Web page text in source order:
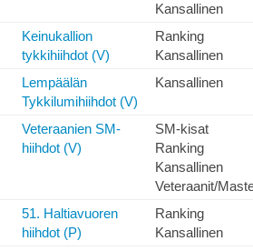
Kansallinen
Keinukallion
tykkihiihdot (V)
Ranking
Kansallinen
Lempäälän
Tykkilumihiihdot (V)
Kansallinen
Veteraanien SM-
hiihdot (V)
SM-kisat
Ranking
Kansallinen
Veteraanit/
51. Haltiavuoren
hiihdot (P)
Ranking
Kansallinen